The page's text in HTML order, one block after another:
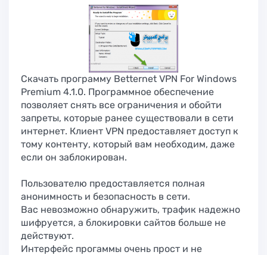
Скачать программу Betternet VPN For Windows
Premium 4.1.0. Программное обеспечение
позволяет снять все ограничения и обойти
запреты, которые ранее существовали в сети
интернет. Клиент VPN предоставляет доступ к
тому контенту, который вам необходим, даже
если он заблокирован.
Пользователю предоставляется полная
анонимность и безопасность в сети.
Вас невозможно обнаружить, трафик надежно
шифруется, а блокировки сайтов больше не
действуют.
Интерфейс прогаммы очень прост и не